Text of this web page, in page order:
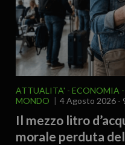
ATTUALITA' ECONOMIA
MONDO
4 Agosto 2026 -
Il mezzo litro
morale perduta